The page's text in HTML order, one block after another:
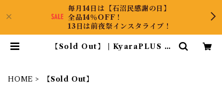
毎月14日は【石沼民感謝の日】
全品14％OFF！
13日は前夜祭インスタライブ！
【Sold Out】 | KyaraPLUS C
HOME 【Sold Out】